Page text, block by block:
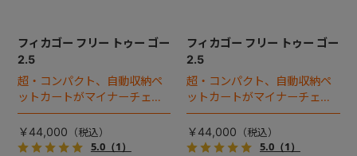
フィカゴー フリー トゥー ゴー
2.5
超・コンパクト、自動収納ペ
ットカートがマイナーチェン
ジ！
￥44,000
5.0（1）
フィカゴー フリー トゥー ゴー
2.5
超・コンパクト、自動収納ペ
ットカートがマイナーチェン
ジ！
￥44,000
5.0（1）